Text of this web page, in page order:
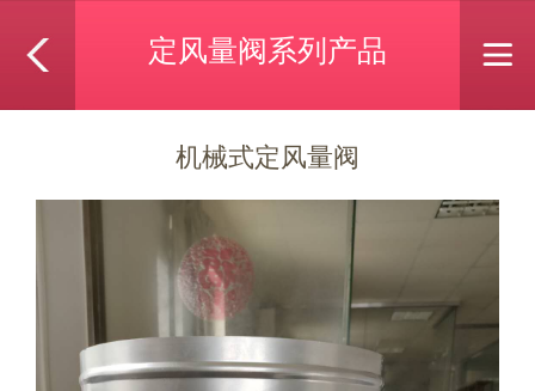
定风量阀系列产品
机械式定风量阀